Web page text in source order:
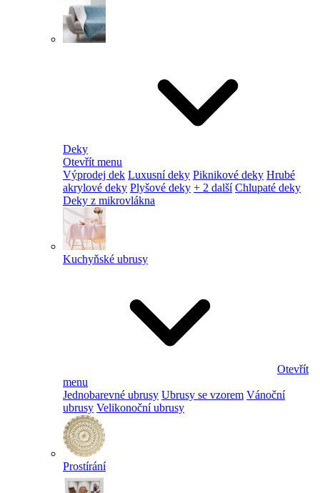
Deky
Otevřít menu
Výprodej dek Luxusní deky Piknikové deky Hrubé
akrylové deky Plyšové deky + 2 další Chlupaté deky
Deky z mikrovlákna
Kuchyňské ubrusy
Otevřít
menu
Jednobarevné ubrusy Ubrusy se vzorem Vánoční
ubrusy Velikonoční ubrusy
Prostírání